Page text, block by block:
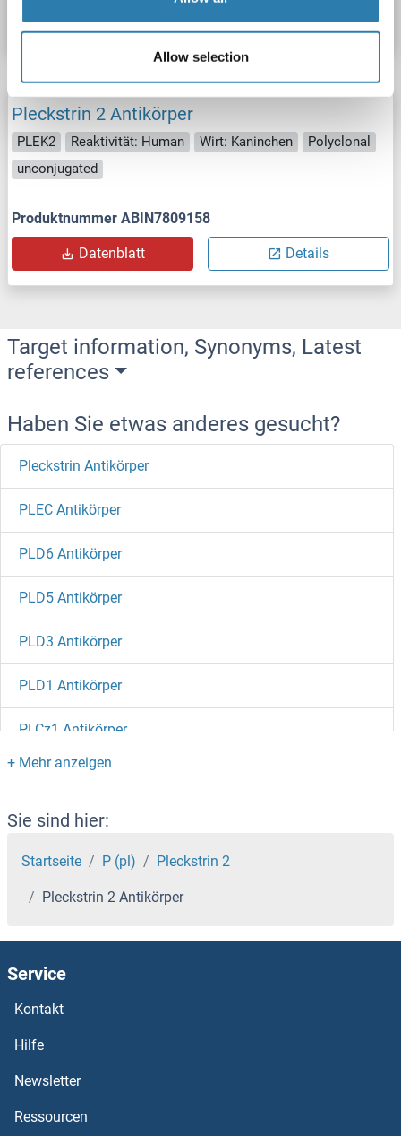
Allow selection
Pleckstrin 2 Antikörper
PLEK2 Reaktivität: Human Wirt: Kaninchen
Polyclonal
unconjugated
Produktnummer ABIN7809158
Datenblatt Details
Target information, Synonyms, Latest
references
Haben Sie etwas anderes gesucht?
Pleckstrin Antikörper
PLEC Antikörper
PLD6 Antikörper
PLD5 Antikörper
PLD3 Antikörper
PLD1 Antikörper
PLCz1 Antikörper
PLCXD1 Antikörper
PLCL2 Antikörper
PLCL1 Antikörper
PLCH1 Antikörper
PLCD1 Antikörper
PLCB3 Antikörper
PLC Antikörper
Sie sind hier:
Startseite P (pl) Pleckstrin 2
Pleckstrin 2 Antikörper
Service
Kontakt
Hilfe
Newsletter
Ressourcen